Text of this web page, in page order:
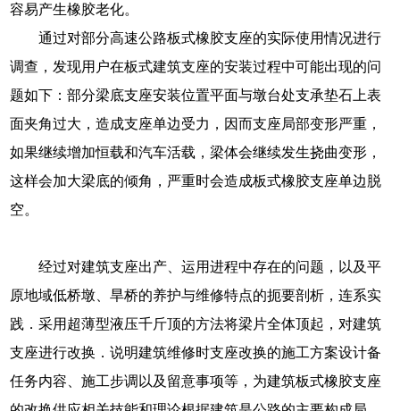
容易产生橡胶老化。
通过对部分高速公路板式橡胶支座的实际使用情况进行
调查，发现用户在板式建筑支座的安装过程中可能出现的问
题如下：部分梁底支座安装位置平面与墩台处支承垫石上表
面夹角过大，造成支座单边受力，因而支座局部变形严重，
如果继续增加恒载和汽车活载，梁体会继续发生挠曲变形，
这样会加大梁底的倾角，严重时会造成板式橡胶支座单边脱
空。
经过对建筑支座出产、运用进程中存在的问题，以及平
原地域低桥墩、旱桥的养护与维修特点的扼要剖析，连系实
践．采用超薄型液压千斤顶的方法将梁片全体顶起，对建筑
支座进行改换．说明建筑维修时支座改换的施工方案设计备
任务内容、施工步调以及留意事项等，为建筑板式橡胶支座